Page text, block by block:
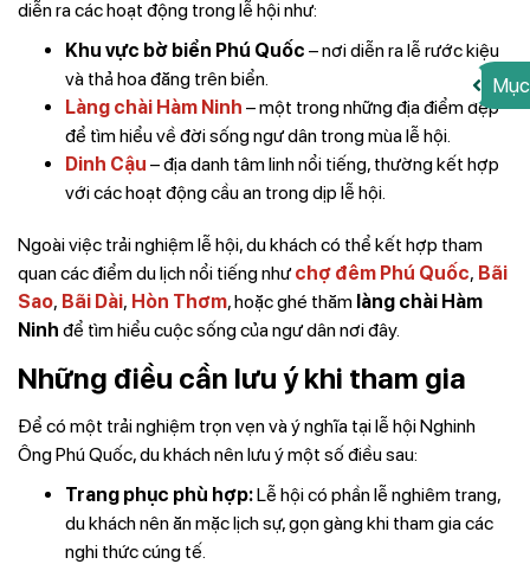
diễn ra các hoạt động trong lễ hội như:
Khu vực bờ biển Phú Quốc – nơi diễn ra lễ rước kiệu
và thả hoa đăng trên biển.
Làng chài Hàm Ninh – một trong những địa điểm đẹp
để tìm hiểu về đời sống ngư dân trong mùa lễ hội.
Dinh Cậu – địa danh tâm linh nổi tiếng, thường kết hợp
với các hoạt động cầu an trong dịp lễ hội.
Ngoài việc trải nghiệm lễ hội, du khách có thể kết hợp tham
quan các điểm du lịch nổi tiếng nhưchợ đêm Phú Quốc, Bãi
Sao, Bãi Dài, Hòn Thơm, hoặc ghé thăm làng chài Hàm
Ninh để tìm hiểu cuộc sống của ngư dân nơi đây.
Những điều cần lưu ý khi tham gia
Để có một trải nghiệm trọn vẹn và ý nghĩa tại lễ hội Nghinh
Ông Phú Quốc, du khách nên lưu ý một số điều sau:
Trang phục phù hợp:Lễ hội có phần lễ nghiêm trang,
du khách nên ăn mặc lịch sự, gọn gàng khi tham gia các
nghi thức cúng tế.
Mục